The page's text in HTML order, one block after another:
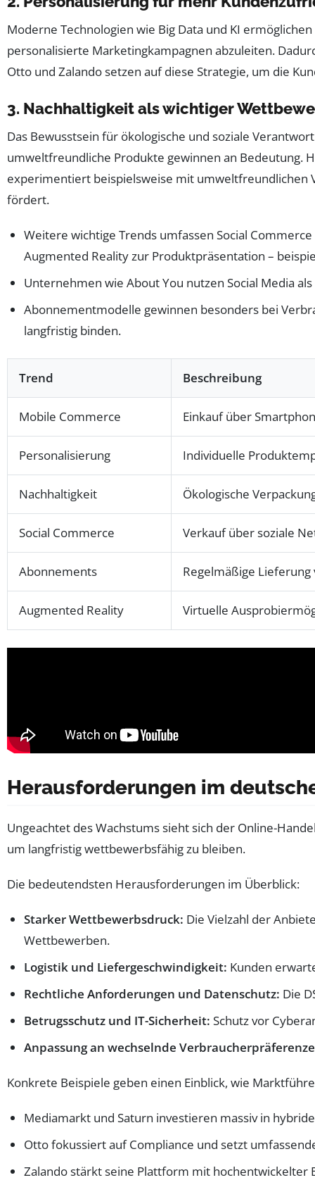
Moderne Technologien wie Big Data und KI
personalisierte Marketingkampagnen abzuleiten.
Otto und Zalando setzen auf diese Strategie, um die
3. Nachhaltigkeit als wichtiger
Das Bewusstsein für ökologische und soziale
umweltfreundliche Produkte gewinnen an Bedeutung.
experimentiert beispielsweise mit umweltfreundlichen
fördert.
Weitere wichtige Trends umfassen Social
Augmented Reality zur Produktpräsentation –
Unternehmen wie About You nutzen Social Media
Abonnementmodelle gewinnen besonders bei
langfristig binden.
Trend Beschreibung
Mobile Commerce Einkauf über
Personalisierung Individuelle
Nachhaltigkeit Ökologische
Social Commerce Verkauf über soziale
Abonnements Regelmäßige
Augmented Reality Virtuelle
Herausforderungen im
Ungeachtet des Wachstums sieht sich der Online-
um langfristig wettbewerbsfähig zu bleiben.
Die bedeutendsten Herausforderungen im Überblick:
Starker Wettbewerbsdruck: Die Vielzahl der
Wettbewerben.
Logistik und Liefergeschwindigkeit: Kunden
Rechtliche Anforderungen und Datenschutz: Die
Betrugsschutz und IT-Sicherheit: Schutz vor
Anpassung an wechselnde
Konkrete Beispiele geben einen Einblick, wie
Mediamarkt und Saturn investieren massiv in
Otto fokussiert auf Compliance und setzt
Zalando stärkt seine Plattform mit hochentwickelter